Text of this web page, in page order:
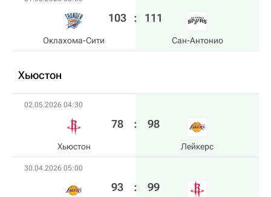
Оклахома-Сити
103 : 111
Сан-Антонио
Хьюстон
02.05.2026 04:30
Хьюстон
78 : 98
Лейкерс
30.04.2026 05:00
93 : 99